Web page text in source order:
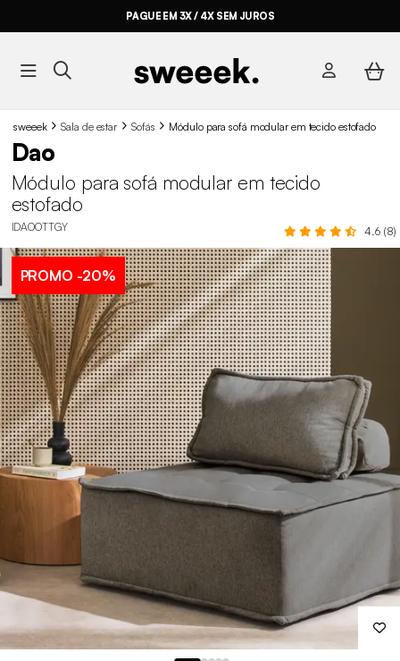
PAGUE EM 3X / 4X SEM JUROS
sweeek Sala de estar Sofás Módulo para sofá modular em tecido estofado
Dao
Módulo para sofá modular em tecido
estofado
IDAOOTTGY 4.6 (8)
PROMO -20%